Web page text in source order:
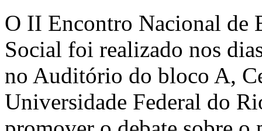
O II Encontro Nacional de
Social foi realizado nos
no Auditório do bloco A,
Universidade Federal do